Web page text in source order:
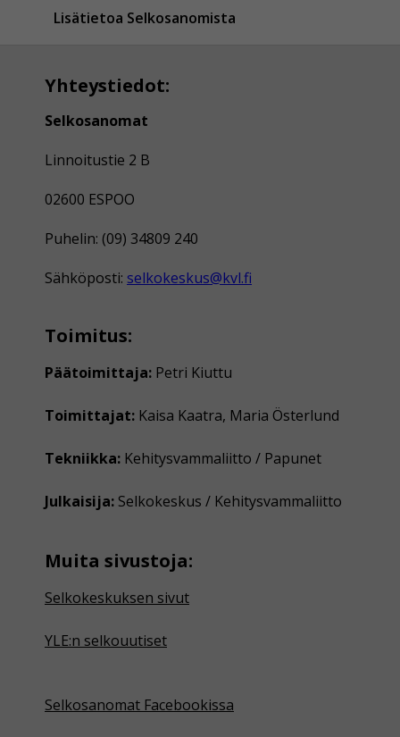
Lisätietoa Selkosanomista
Yhteystiedot:
Selkosanomat
Linnoitustie 2 B
02600 ESPOO
Puhelin: (09) 34809 240
Sähköposti: selkokeskus@kvl.fi
Toimitus:
Päätoimittaja: Petri Kiuttu
Toimittajat: Kaisa Kaatra, Maria Österlund
Tekniikka: Kehitysvammaliitto / Papunet
Julkaisija: Selkokeskus / Kehitysvammaliitto
Muita sivustoja:
Selkokeskuksen sivut
YLE:n selkouutiset
Selkosanomat Facebookissa